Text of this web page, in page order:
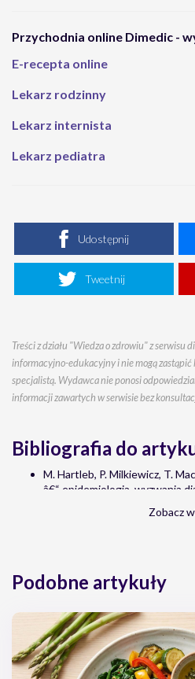
Przychodnia online Dimedic -
E-recepta online
Lekarz rodzinny
Lekarz internista
Lekarz pediatra
Udostępnij
Tweetnij
Treści z działu "Wiedza o zdrowiu" z serwisu
informacyjno-edukacyjny i nie mogą
specjalistą. Wydawca nie ponosi
informacji zawartych w serwisie bez
Bibliografia do
M. Hartleb, P. Milkiewicz, T.
â€“ epidemiologia, wyzwania
https://www.gov.pl/web/gis/
typu-c-wzw-c
Zobacz
Podobne artykuły